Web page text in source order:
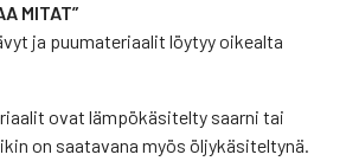
MITAT”
ja puumateriaalit löytyy oikealta
ovat lämpökäsitelty saarni tai
on saatavana myös öljykäsiteltynä.